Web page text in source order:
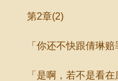
第2章(2)
「你还不快跟倩琳赔
「是啊，若不是看在